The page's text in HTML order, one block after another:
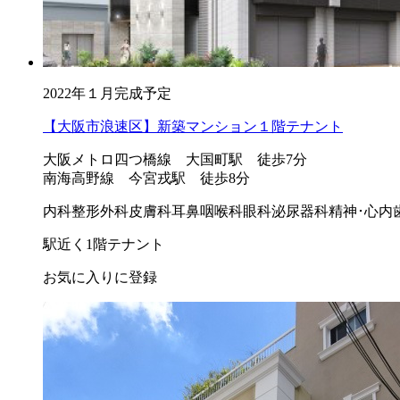
2022年１月完成予定
【大阪市浪速区】新築マンション１階テナント
大阪メトロ四つ橋線 大国町駅 徒歩7分
南海高野線 今宮戎駅 徒歩8分
内科整形外科皮膚科耳鼻咽喉科眼科泌尿器科精神･心内
駅近く 1階テナント
お気に入りに登録